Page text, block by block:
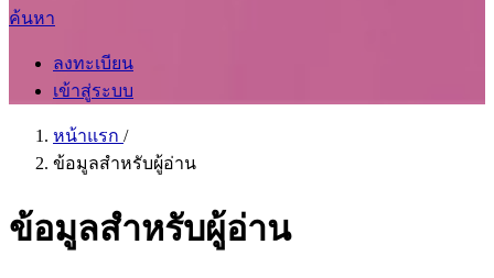
ค้นหา
ลงทะเบียน
เข้าสู่ระบบ
หน้าแรก /
ข้อมูลสำหรับผู้อ่าน
ข้อมูลสำหรับผู้อ่าน